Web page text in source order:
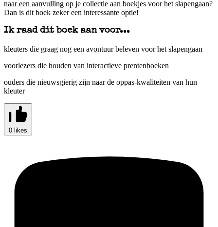
naar een aanvulling op je collectie aan boekjes voor het slapengaan?
Dan is dit boek zeker een interessante optie!
Ik raad dit boek aan voor...
kleuters die graag nog een avontuur beleven voor het slapengaan
voorlezers die houden van interactieve prentenboeken
ouders die nieuwsgierig zijn naar de oppas-kwaliteiten van hun
kleuter
0 likes